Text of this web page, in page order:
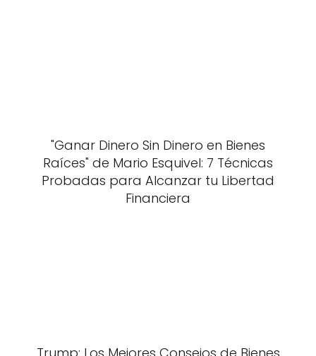
"Ganar Dinero Sin Dinero en Bienes
Raíces" de Mario Esquivel: 7 Técnicas
Probadas para Alcanzar tu Libertad
Financiera